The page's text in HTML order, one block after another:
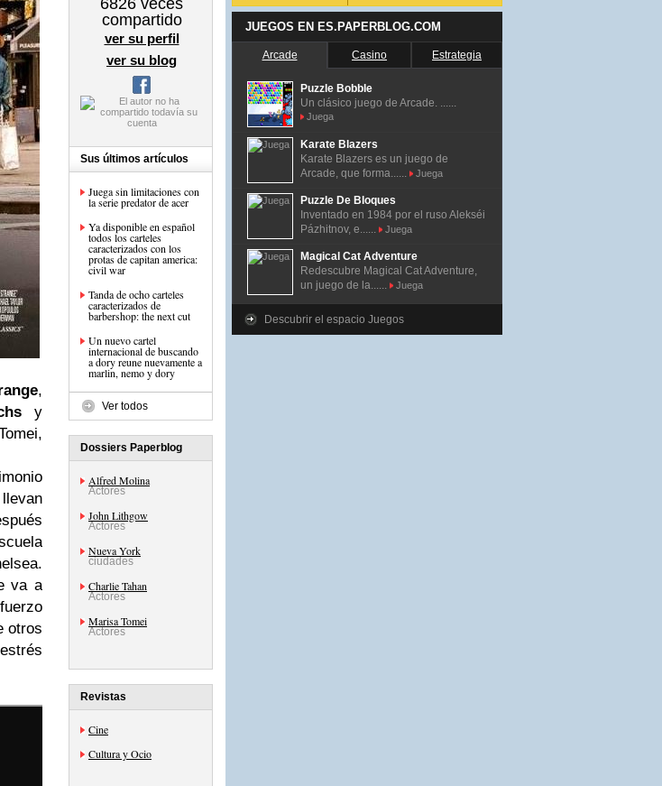
,
y
va a
otros
6826 veces
compartido
ver su perfil
ver su blog
Sus últimos artículos
Juega sin limitaciones con
la serie predator de acer
Ya disponible en español
todos los carteles
caracterizados con los
protas de capitan america:
civil war
Tanda de ocho carteles
caracterizados de
barbershop: the next cut
Un nuevo cartel
internacional de buscando
a dory reune nuevamente a
marlin, nemo y dory
Ver todos
Dossiers Paperblog
Alfred Molina
Actores
John Lithgow
Actores
Nueva York
ciudades
Charlie Tahan
Actores
Marisa Tomei
Actores
Revistas
Cine
Cultura y Ocio
JUEGOS EN ES.PAPERBLOG.COM
Arcade Casino Estrategia
Puzzle Bobble
Un clásico juego de Arcade. ......
Juega
Karate Blazers
Karate Blazers es un juego de
Arcade, que forma......
Juega
Puzzle De Bloques
Inventado en 1984 por el ruso Alekséi
Pázhitnov, e......
Juega
Magical Cat Adventure
Redescubre Magical Cat Adventure,
un juego de la......
Juega
Descubrir el espacio Juegos